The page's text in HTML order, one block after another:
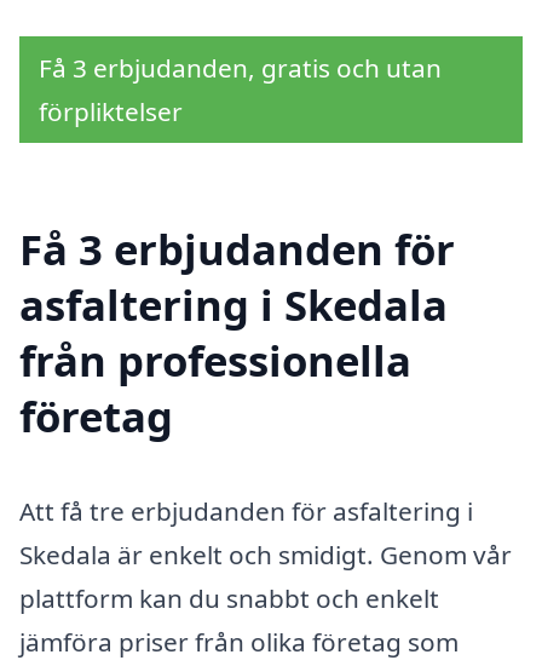
Få 3 erbjudanden, gratis och utan
förpliktelser
Få 3 erbjudanden för
asfaltering i Skedala
från professionella
företag
Att få tre erbjudanden för asfaltering i
Skedala är enkelt och smidigt. Genom vår
plattform kan du snabbt och enkelt
jämföra priser från olika företag som